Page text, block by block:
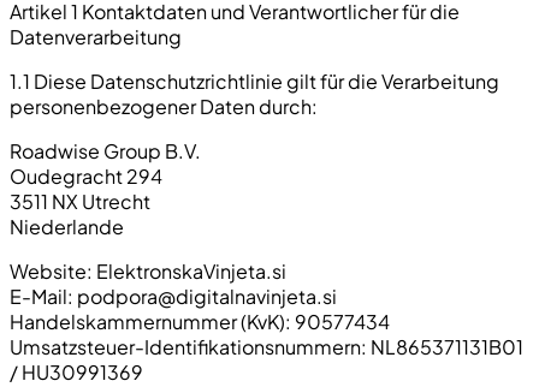
Artikel 1 Kontaktdaten und Verantwortlicher für die
Datenverarbeitung
1.1 Diese Datenschutzrichtlinie gilt für die Verarbeitung
personenbezogener Daten durch:
Roadwise Group B.V.
Oudegracht 294
3511 NX Utrecht
Niederlande
Website: ElektronskaVinjeta.si
E-Mail: podpora@digitalnavinjeta.si
Handelskammernummer (KvK): 90577434
Umsatzsteuer-Identifikationsnummern: NL865371131B01
/ HU30991369